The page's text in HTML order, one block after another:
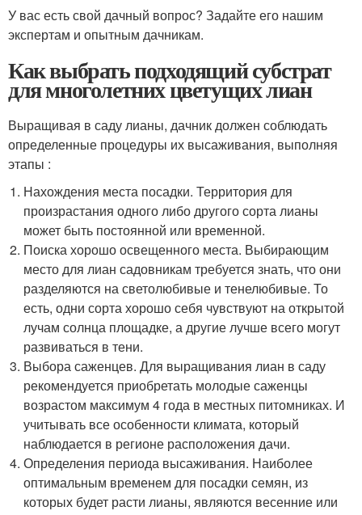
У вас есть свой дачный вопрос? Задайте его нашим
экспертам и опытным дачникам.
Как выбрать подходящий субстрат
для многолетних цветущих лиан
Выращивая в саду лианы, дачник должен соблюдать
определенные процедуры их высаживания, выполняя
этапы :
Нахождения места посадки. Территория для
произрастания одного либо другого сорта лианы
может быть постоянной или временной.
Поиска хорошо освещенного места. Выбирающим
место для лиан садовникам требуется знать, что они
разделяются на светолюбивые и тенелюбивые. То
есть, одни сорта хорошо себя чувствуют на открытой
лучам солнца площадке, а другие лучше всего могут
развиваться в тени.
Выбора саженцев. Для выращивания лиан в саду
рекомендуется приобретать молодые саженцы
возрастом максимум 4 года в местных питомниках. И
учитывать все особенности климата, который
наблюдается в регионе расположения дачи.
Определения периода высаживания. Наиболее
оптимальным временем для посадки семян, из
которых будет расти лианы, являются весенние или